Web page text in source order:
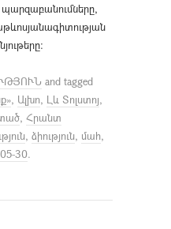
պարզաբանումները,
and tagged
, Ալխո, Լև Տոլստոյ,
, Հրանտ
, ձիություն, մահ,
30.